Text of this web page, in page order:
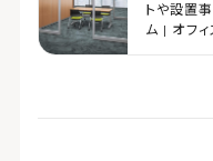
トや設置
ム | オフィ